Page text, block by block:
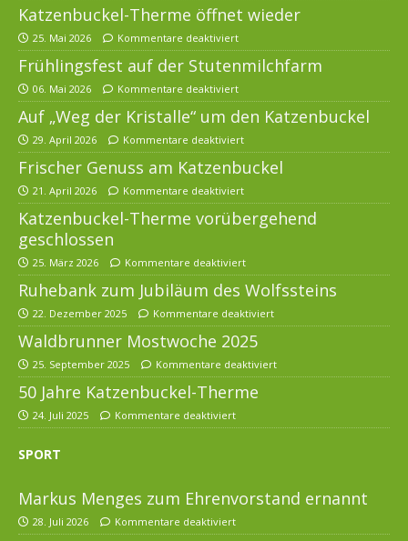
Katzenbuckel-Therme öffnet wieder
25. Mai 2026 Kommentare deaktiviert
Frühlingsfest auf der Stutenmilchfarm
06. Mai 2026 Kommentare deaktiviert
Auf „Weg der Kristalle“ um den Katzenbuckel
29. April 2026 Kommentare deaktiviert
Frischer Genuss am Katzenbuckel
21. April 2026 Kommentare deaktiviert
Katzenbuckel-Therme vorübergehend
geschlossen
25. März 2026 Kommentare deaktiviert
Ruhebank zum Jubiläum des Wolfssteins
22. Dezember 2025 Kommentare deaktiviert
Waldbrunner Mostwoche 2025
25. September 2025 Kommentare deaktiviert
50 Jahre Katzenbuckel-Therme
24. Juli 2025 Kommentare deaktiviert
SPORT
Markus Menges zum Ehrenvorstand ernannt
28. Juli 2026 Kommentare deaktiviert